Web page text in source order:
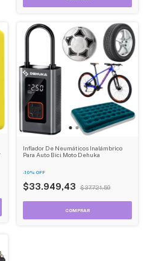
Inflador De Neumáticos Inalámbrico
Para Auto Bici Moto Dehuka
-10% OFF
$33.949,43 $37.721,59